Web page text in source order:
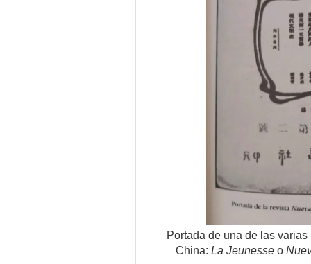
Portada de una de las
China: La Jeunesse o